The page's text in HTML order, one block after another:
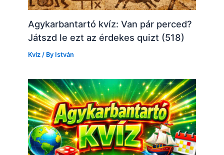
Agykarbantartó kvíz: Van pár perced?
Játszd le ezt az érdekes quizt (518)
Kvíz / By István